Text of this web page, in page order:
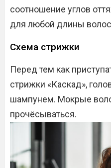
соотношение углов
для любой длины
Схема стрижки
Перед тем как
стрижки «Каскад»,
шампунем. Мокрые
прочёсываться.